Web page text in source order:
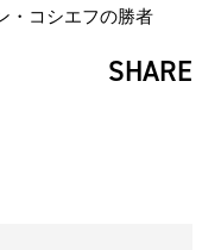
・コシエフの勝者
SHARE